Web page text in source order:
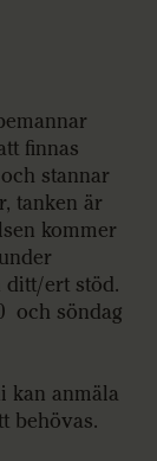
finnas
stannar
tanken är
kommer
ditt/ert stöd.
och söndag
kan anmäla
behövas.